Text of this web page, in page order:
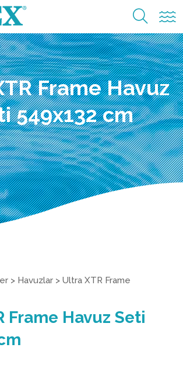
Frame Havuz
549x132 cm
> Havuzlar > Ultra XTR Frame
Frame Havuz Seti